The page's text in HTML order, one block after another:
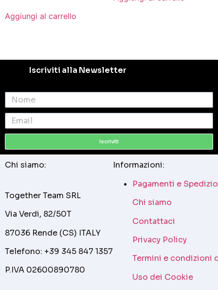
Aggiungi al carrello
Iscriviti alla Newsletter
Iscriviti
Chi siamo:
Together Team SRL
Via Verdi, 82/50T
87036 Rende (CS) ITALY
Telefono: +39 345 847 1357
P.IVA 02600890780
Informazioni:
Pagamenti e
Chi siamo
Contattaci
Privacy Policy
Termini e condizioni
Uso dei Cookie